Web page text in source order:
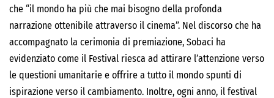
che “il mondo ha più che mai bisogno della profonda
narrazione ottenibile attraverso il cinema”. Nel discorso che ha
accompagnato la cerimonia di premiazione, Sobaci ha
evidenziato come il Festival riesca ad attirare l’attenzione verso
le questioni umanitarie e offrire a tutto il mondo spunti di
ispirazione verso il cambiamento. Inoltre, ogni anno, il festival